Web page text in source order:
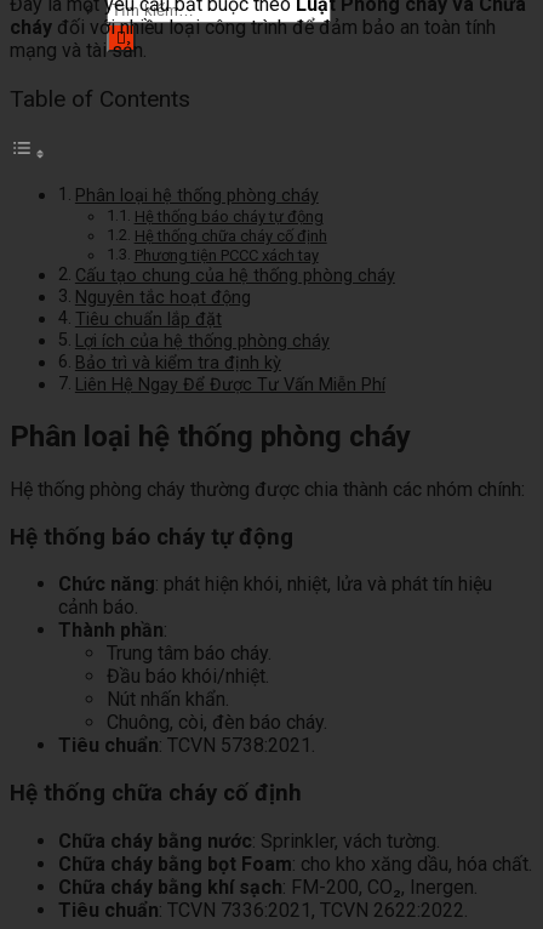
Tìm
kiếm:
cháy đối với nhiều loại công trình để đảm bảo an toàn tính
mạng và tài sản.
Table of Contents
Phân loại hệ thống phòng cháy
Hệ thống báo cháy tự động
Hệ thống chữa cháy cố định
Phương tiện PCCC xách tay
Cấu tạo chung của hệ thống phòng cháy
Nguyên tắc hoạt động
Tiêu chuẩn lắp đặt
Lợi ích của hệ thống phòng cháy
Bảo trì và kiểm tra định kỳ
Liên Hệ Ngay Để Được Tư Vấn Miễn Phí
Phân loại hệ thống phòng cháy
Hệ thống phòng cháy thường được chia thành các nhóm chính:
Hệ thống báo cháy tự động
Chức năng: phát hiện khói, nhiệt, lửa và phát tín hiệu
cảnh báo.
Thành phần:
Trung tâm báo cháy.
Đầu báo khói/nhiệt.
Nút nhấn khẩn.
Chuông, còi, đèn báo cháy.
Tiêu chuẩn: TCVN 5738:2021.
Hệ thống chữa cháy cố định
Chữa cháy bằng nước: Sprinkler, vách tường.
Chữa cháy bằng bọt Foam: cho kho xăng dầu, hóa chất.
Chữa cháy bằng khí sạch: FM-200, CO₂, Inergen.
Tiêu chuẩn: TCVN 7336:2021, TCVN 2622:2022.